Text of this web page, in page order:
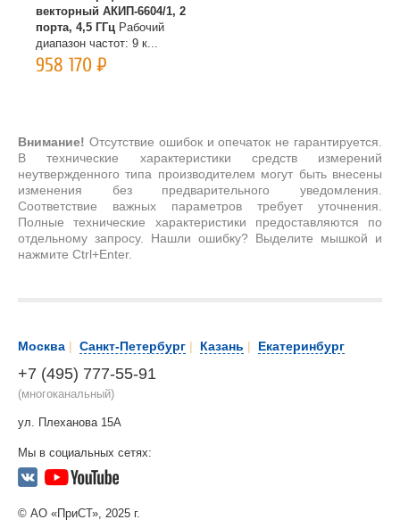
векторный АКИП-6604/1, 2
порта, 4,5 ГГц Рабочий
диапазон частот: 9 к...
958 170Р
Внимание! Отсутствие ошибок и опечаток не гарантируется.
В технические характеристики средств измерений
неутвержденного типа производителем могут быть внесены
изменения без предварительного уведомления.
Соответствие важных параметров требует уточнения.
Полные технические характеристики предоставляются по
отдельному запросу. Нашли ошибку? Выделите мышкой и
нажмите Ctrl+Enter.
Москва | Санкт-Петербург | Казань | Екатеринбург
+7 (495) 777-55-91
(многоканальный)
ул. Плеханова 15А
Мы в социальных сетях:
© АО «ПриСТ», 2025 г.